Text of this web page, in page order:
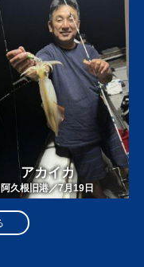
アカイカ
阿久根旧港／7月19日